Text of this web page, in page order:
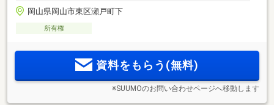
岡山県岡山市東区瀬戸町下
所有権
資料をもらう(無料)
※SUUMOのお問い合わせページへ移動します